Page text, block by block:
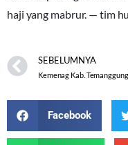
haji yang mabrur. — tim
SEBELUMNYA
Facebook